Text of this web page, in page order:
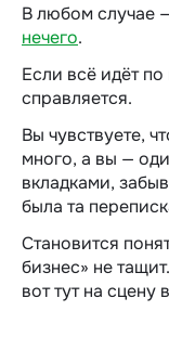
В любом случае
нечего.
Если всё идёт
справляется.
Вы чувствуете,
много, а вы —
вкладками,
была та
Становится
бизнес» не
вот тут на сцену